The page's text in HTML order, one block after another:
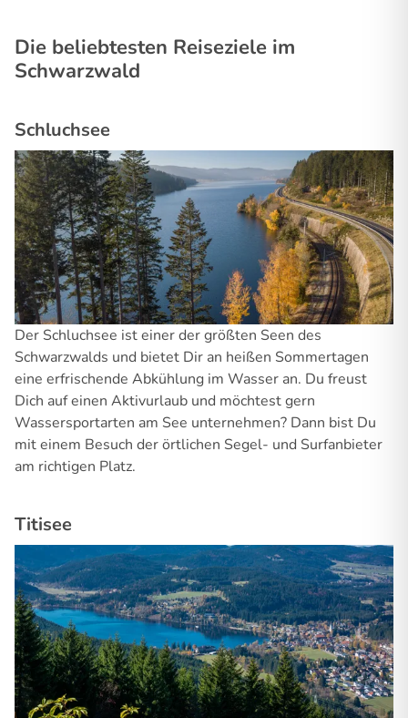
Die beliebtesten Reiseziele im
Schwarzwald
Schluchsee
Der Schluchsee ist einer der größten Seen des
Schwarzwalds und bietet Dir an heißen Sommertagen
eine erfrischende Abkühlung im Wasser an. Du freust
Dich auf einen Aktivurlaub und möchtest gern
Wassersportarten am See unternehmen? Dann bist Du
mit einem Besuch der örtlichen Segel- und Surfanbieter
am richtigen Platz.
Titisee